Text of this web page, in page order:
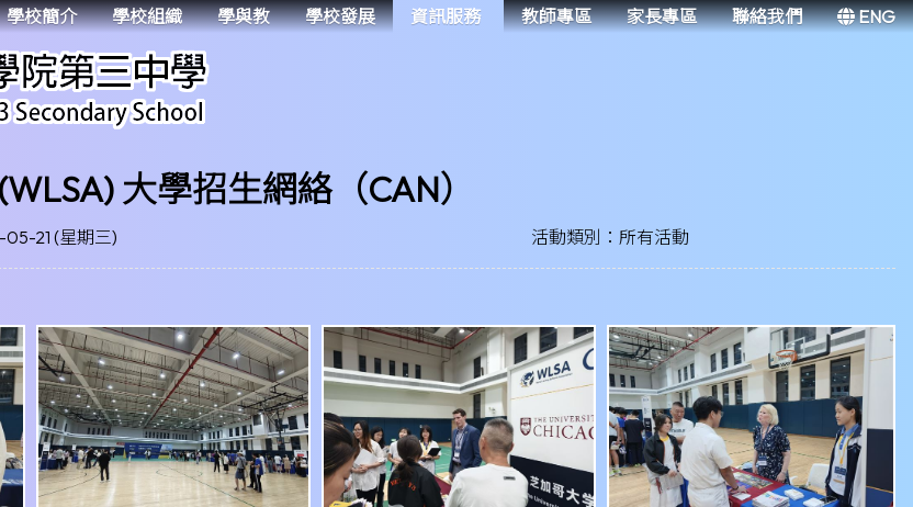
學校簡介 學校組織 學與教 學校發展 資訊服務 教師專區 家長專區 聯絡我們 ENG
大學招生網絡（CAN）
21 (星期三) 活動類別：所有活動